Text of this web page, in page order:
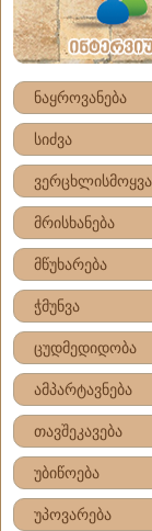
ნაყროვანება
სიძვა
მრისხანება
მწუხარება
ჭმუნვა
ცუდმედიდობა
ამპარტავნება
თავშეკავება
უბიწოება
უპოვარება